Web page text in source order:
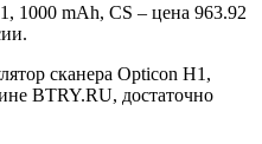
1000 mAh, CS – цена 963.92
сканера Opticon H1,
BTRY.RU, достаточно